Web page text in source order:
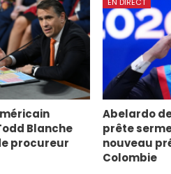
Blanche
procureur
Abelardo
prête
nouveau
Colombie